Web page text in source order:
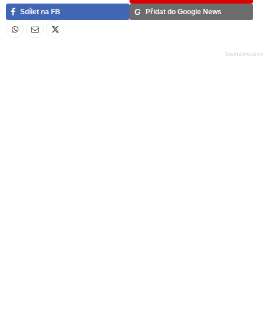
Sdílet na FB
G Přidat do Google News